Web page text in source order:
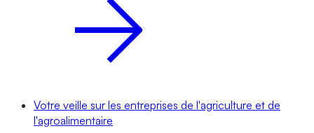
Votre veille sur les entreprises de l'agriculture et de
l'agroalimentaire